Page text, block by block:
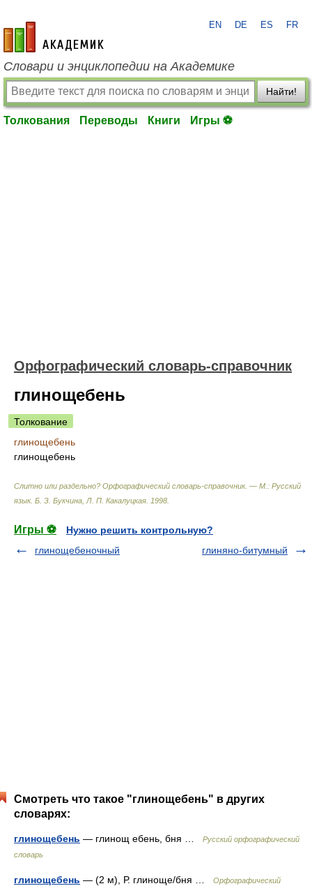
academic.ru
EN DE ES FR
Словари и энциклопедии на Академике
Найти!
Толкования Переводы Книги Игры ⚽
Орфографический словарь-справочник
глинощебень
Толкование
глинощебень
глинощебень
Слитно или раздельно? Орфографический словарь-справочник. — М.: Русский
язык. Б. З. Букчина, Л. П. Какалуцкая 1998
Игры ⚽
Нужно решить контрольную?
глинощебеночный
глиняно-битумный
Смотреть что такое "глинощебень" в других
словарях:
глинощебень — глинощ ебень, бня …
Русский орфографический
словарь
глинощебень — (2 м), Р. глиноще/бня …
Орфографический